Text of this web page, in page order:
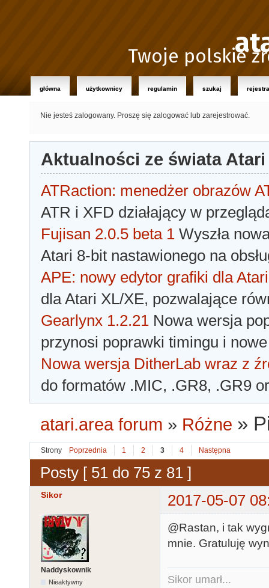
Twoje polskie
główna użytkownicy regulamin szukaj
Nie jesteś zalogowany. Proszę się zalogować lub zarejestrować.
Aktualności ze świata Atari
ATRaction: menedżer obrazów
ATR i XFD działający w
Fujisan 2.0.5 beta 1 Wyszła
Atari 8-bit nastawionego na
APE: nowy edytor grafiki dla Atari
dla Atari XL/XE, pozwalające
Gearlynx 1.2.21 Nowa wersja
przynosi poprawki timingu i
Nowa wersja DitherLab wraz z
do formatów .MIC, .GR8, .GR9
atari.area forum » Różne »
Strony Poprzednia 1 2 3 4 Następna
Posty [ 51 do 75 z 81 ]
Sikor 2017-05-07
Naddyskownik
Nieaktywny
@Rastan, i tak
mnie. Gratuluję
Sikor umarł...